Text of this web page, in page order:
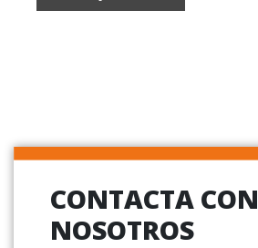
CONTACTA CON
NOSOTROS